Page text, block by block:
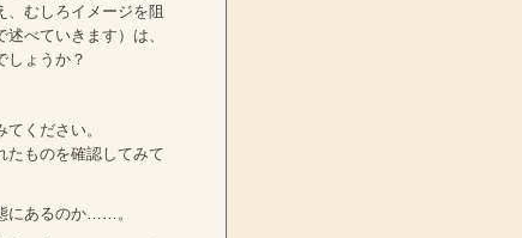
むしろイメージを阻
べていきます）は、
しょうか？
ください。
たものを確認してみて
にあるのか……。